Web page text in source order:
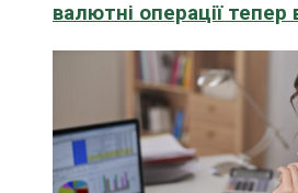
валютні операції тепер